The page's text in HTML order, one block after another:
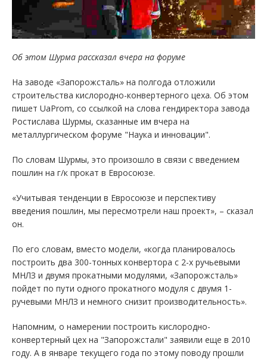
Об этом Шурма рассказал вчера на форуме
На заводе «Запорожсталь» на полгода отложили
строительства кислородно-конвертерного цеха. Об этом
пишет UaProm, со ссылкой на слова гендиректора завода
Ростислава Шурмы, сказанные им вчера на
металлургическом форуме "Наука и инновации".
По словам Шурмы, это произошло в связи с введением
пошлин на г/к прокат в Евросоюзе.
«Учитывая тенденции в Евросоюзе и перспективу
введения пошлин, мы пересмотрели наш проект», – сказал
он.
По его словам, вместо модели, «когда планировалось
построить два 300-тонных конвертора с 2-х ручьевыми
МНЛЗ и двумя прокатными модулями, «Запорожсталь»
пойдет по пути одного прокатного модуля с двумя 1-
ручевыми МНЛЗ и немного снизит производительность».
Напомним, о намерении построить кислородно-
конвертерный цех на "Запорожстали" заявили еще в 2010
году. А в январе текущего года по этому поводу прошли